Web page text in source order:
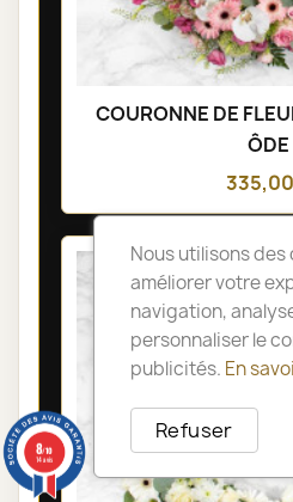
COURONNE DE
ÔDE
Nous utilisons
améliorer votre
navigation,
personnaliser le
publicités. En
Refuser
8/10
14 avis